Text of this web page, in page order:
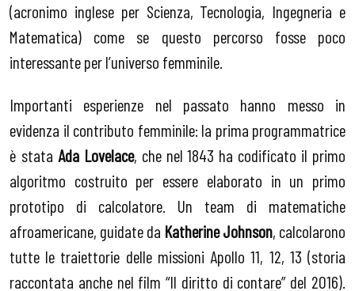
(acronimo inglese per Scienza, Tecnologia, Ingegneria e
Matematica) come se questo percorso fosse poco
interessante per l’universo femminile.
Importanti esperienze nel passato hanno messo in
evidenza il contributo femminile: la prima programmatrice
è stata Ada Lovelace, che nel 1843 ha codificato il primo
algoritmo costruito per essere elaborato in un primo
prototipo di calcolatore. Un team di matematiche
afroamericane, guidate da Katherine Johnson, calcolarono
tutte le traiettorie delle missioni Apollo 11, 12, 13 (storia
raccontata anche nel film “Il diritto di contare” del 2016).